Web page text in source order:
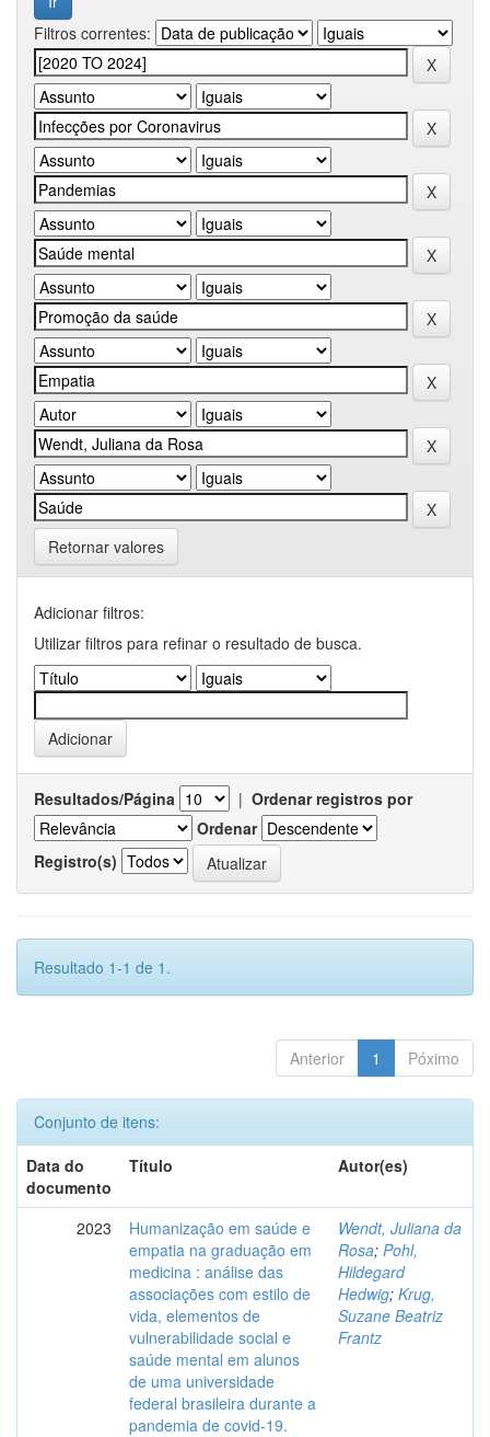
Filtros correntes:
Retornar valores
Adicionar filtros:
Utilizar filtros para refinar o resultado de busca.
Resultados/Página | Ordenar registros por
Ordenar
Registro(s)
Resultado 1-1 de 1.
Anterior 1 Póximo
Conjunto de itens:
Data do
documento
Título Autor(es)
2023
Humanização em saúde e
empatia na graduação em
medicina : análise das
associações com estilo de
vida, elementos de
vulnerabilidade social e
saúde mental em alunos
de uma universidade
federal brasileira durante a
pandemia de covid-19.
Wendt, Juliana da
Rosa; Pohl,
Hildegard
Hedwig; Krug,
Suzane Beatriz
Frantz